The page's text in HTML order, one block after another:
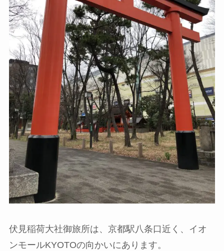
伏見稲荷大社御旅所は、京都駅八条口近く、イオ
ンモールKYOTOの向かいにあります。